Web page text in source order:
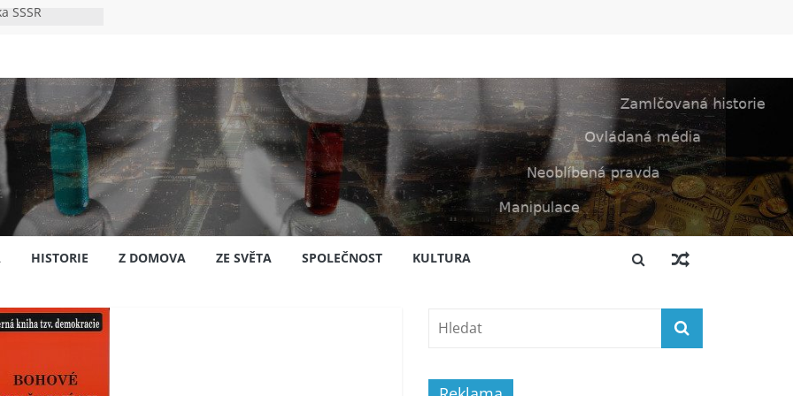
SSSR
HISTORIE Z DOMOVA ZE SVĚTA SPOLEČNOST KULTURA